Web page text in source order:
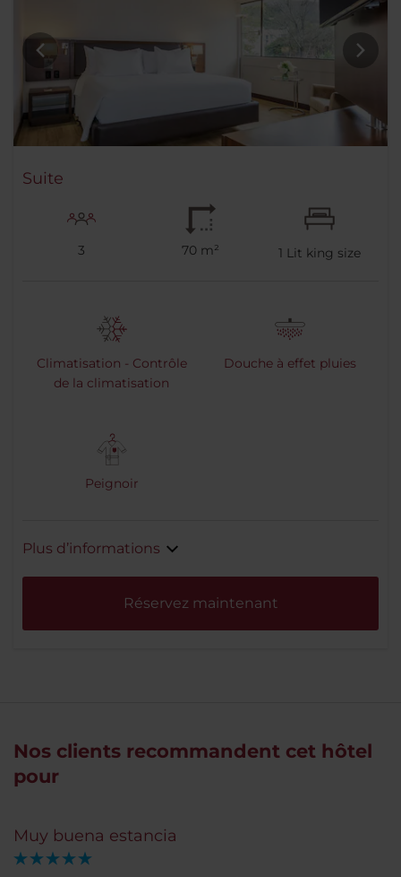
Suite
3 70 m² 1 Lit king size
Climatisation - Contrôle
de la climatisation
Douche à effet pluies
Peignoir
Plus d’informations
Réservez maintenant
Nos clients recommandent cet hôtel
pour
Muy buena estancia